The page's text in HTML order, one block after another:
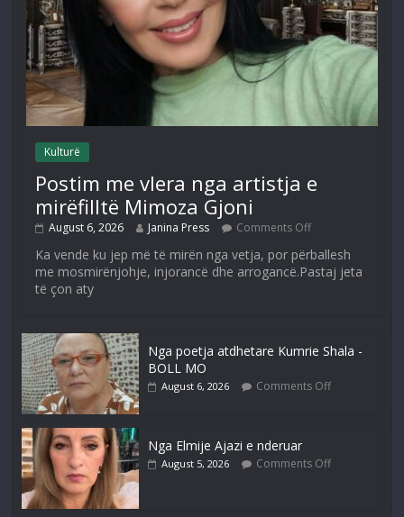
Kulturë
Postim me vlera nga artistja e
mirëfilltë Mimoza Gjoni
August 6, 2026 Janina Press Comments Off
Ka vende ku jep më të mirën nga vetja, por përballesh
me mosmirënjohje, injorancë dhe arrogancë.Pastaj jeta
të çon aty
Nga poetja atdhetare Kumrie Shala -
BOLL MO
August 6, 2026 Comments Off
Nga Elmije Ajazi e nderuar
August 5, 2026 Comments Off